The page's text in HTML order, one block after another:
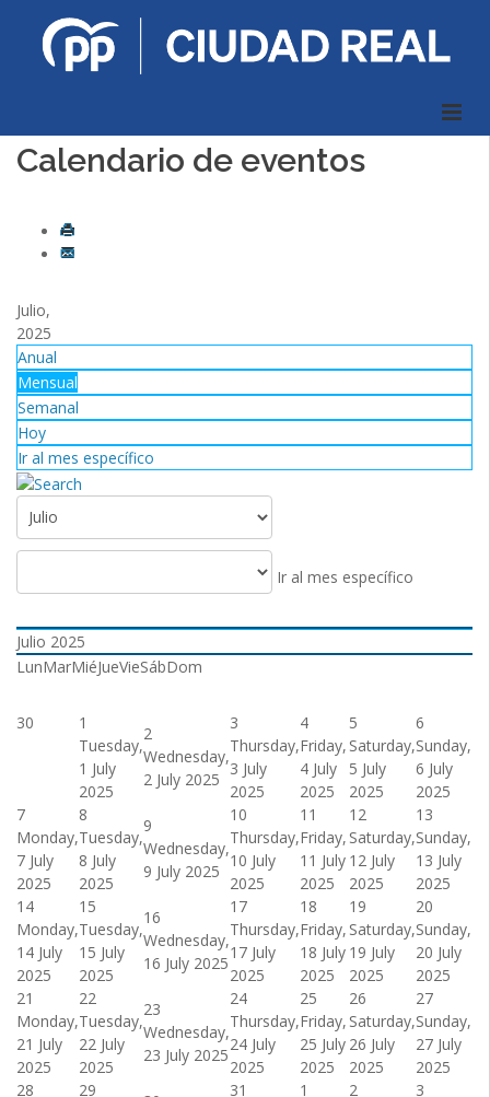
Calendario de eventos
Julio,
2025
Anual
Mensual
Semanal
Hoy
Ir al mes específico
Ir al mes específico
Julio 2025
LunMarMiéJueVieSábDom
30
1
Tuesday,
1 July
2025
2
Wednesday,
2 July 2025
3
Thursday,
3 July
2025
4
Friday,
4 July
2025
5
Saturday,
5 July
2025
6
Sunday,
6 July
2025
7
Monday,
7 July
2025
8
Tuesday,
8 July
2025
9
Wednesday,
9 July 2025
10
Thursday,
10 July
2025
11
Friday,
11 July
2025
12
Saturday,
12 July
2025
13
Sunday,
13 July
2025
14
Monday,
14 July
2025
15
Tuesday,
15 July
2025
16
Wednesday,
16 July 2025
17
Thursday,
17 July
2025
18
Friday,
18 July
2025
19
Saturday,
19 July
2025
20
Sunday,
20 July
2025
21
Monday,
21 July
2025
22
Tuesday,
22 July
2025
23
Wednesday,
23 July 2025
24
Thursday,
24 July
2025
25
Friday,
25 July
2025
26
Saturday,
26 July
2025
27
Sunday,
27 July
2025
28
29
31
1 2 3